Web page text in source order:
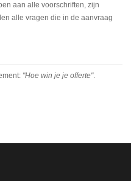
aan alle voorschriften, zijn
alle vragen die in de aanvraag
"Hoe win je je offerte".